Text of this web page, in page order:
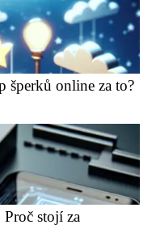
šperků online za to?
stojí za